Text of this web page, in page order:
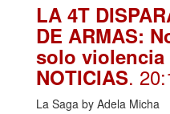
LA 4T
DE ARMAS:
solo violencia
NOTICIAS.
La Saga by Adela Micha